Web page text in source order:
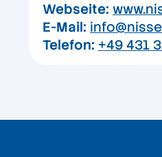
Webseite:
E-Mail:
Telefon: +49 431